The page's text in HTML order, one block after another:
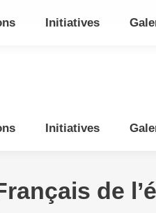
Initiatives
de
Initiatives